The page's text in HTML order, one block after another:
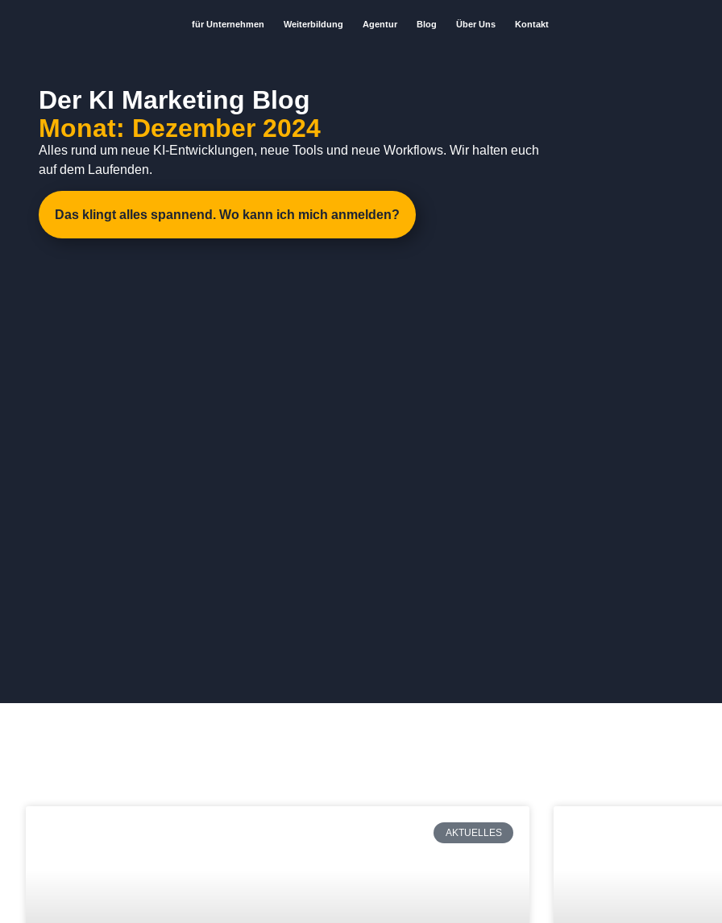
für Unternehmen Weiterbildung Agentur Blog Über Uns Kontakt
Der KI Marketing Blog
Monat: Dezember 2024
Alles rund um neue KI-Entwicklungen, neue Tools und neue Workflows. Wir halten euch
auf dem Laufenden.
Das klingt alles spannend. Wo kann ich mich anmelden?
AKTUELLES